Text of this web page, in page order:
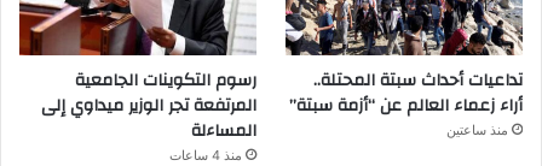
تداعيات أحداث سبتة المحتلة..
أراء زعماء العالم عن “أزمة سبتة”
منذ ساعتين
رسوم التكوينات الجامعية
المرتفعة تجر الوزير ميداوي إلى
المساءلة
منذ 4 ساعات